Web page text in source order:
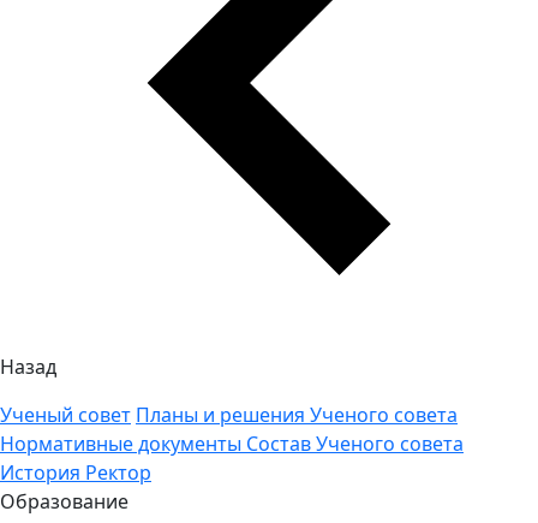
Назад
Ученый совет Планы и решения Ученого совета
Нормативные документы Состав Ученого совета
История Ректор
Образование